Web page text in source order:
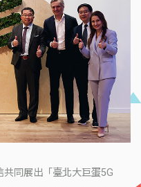
同展出「臺北大巨蛋5G